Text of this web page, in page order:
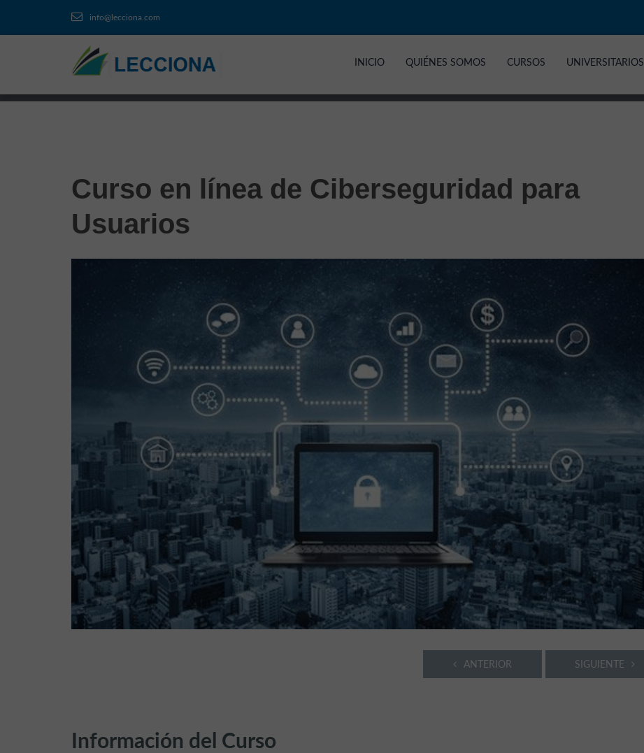
info@lecciona.com
INICIO QUIÉNES SOMOS CURSOS UNIVERSITARIOS
Curso en línea de Ciberseguridad para
Usuarios
SIGUIENTE
ANTERIOR
Información del Curso